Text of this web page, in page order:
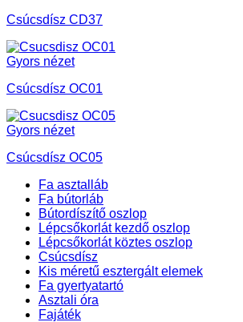
Csúcsdísz CD37
Gyors nézet
Csúcsdísz OC01
Gyors nézet
Csúcsdísz OC05
Fa asztalláb
Fa bútorláb
Bútordíszítő oszlop
Lépcsőkorlát kezdő oszlop
Lépcsőkorlát köztes oszlop
Csúcsdísz
Kis méretű esztergált elemek
Fa gyertyatartó
Asztali óra
Fajáték